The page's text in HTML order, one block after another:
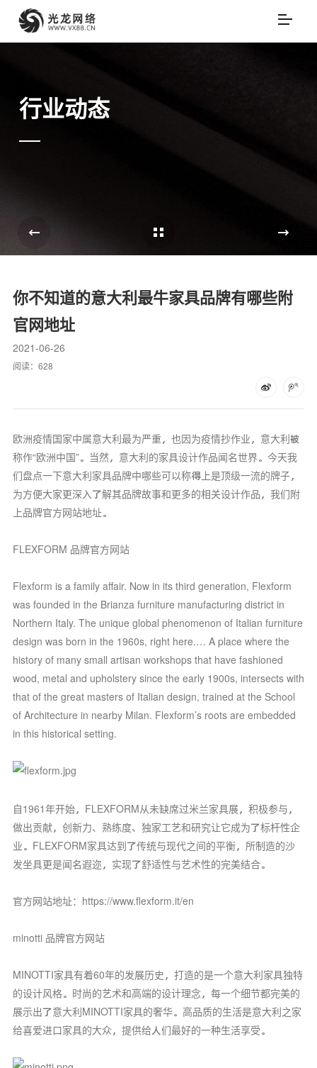
行业动态
你不知道的意大利最牛家具品牌有哪些附
官网地址
2021-06-26
阅读： 628
欧洲疫情国家中属意大利最为严重，也因为疫情抄作业，意大利被
称作“欧洲中国”。当然，意大利的家具设计作品闻名世界。今天我
们盘点一下意大利家具品牌中哪些可以称得上是顶级一流的牌子，
为方便大家更深入了解其品牌故事和更多的相关设计作品，我们附
上品牌官方网站地址。
FLEXFORM 品牌官方网站
Flexform is a family affair. Now in its third generation, Flexform
was founded in the Brianza furniture manufacturing district in
Northern Italy. The unique global phenomenon of Italian furniture
design was born in the 1960s, right here.… A place where the
history of many small artisan workshops that have fashioned
wood, metal and upholstery since the early 1900s, intersects with
that of the great masters of Italian design, trained at the School
of Architecture in nearby Milan. Flexform’s roots are embedded
in this historical setting.
自1961年开始，FLEXFORM从未缺席过米兰家具展，积极参与，
做出贡献，创新力、熟练度、独家工艺和研究让它成为了标杆性企
业。FLEXFORM家具达到了传统与现代之间的平衡，所制造的沙
发坐具更是闻名遐迩，实现了舒适性与艺术性的完美结合。
官方网站地址：https://www.flexform.it/en
minotti 品牌官方网站
MINOTTI家具有着60年的发展历史，打造的是一个意大利家具独特
的设计风格。时尚的艺术和高端的设计理念，每一个细节都完美的
展示出了意大利MINOTTI家具的奢华。高品质的生活是意大利之家
给喜爱进口家具的大众，提供给人们最好的一种生活享受。